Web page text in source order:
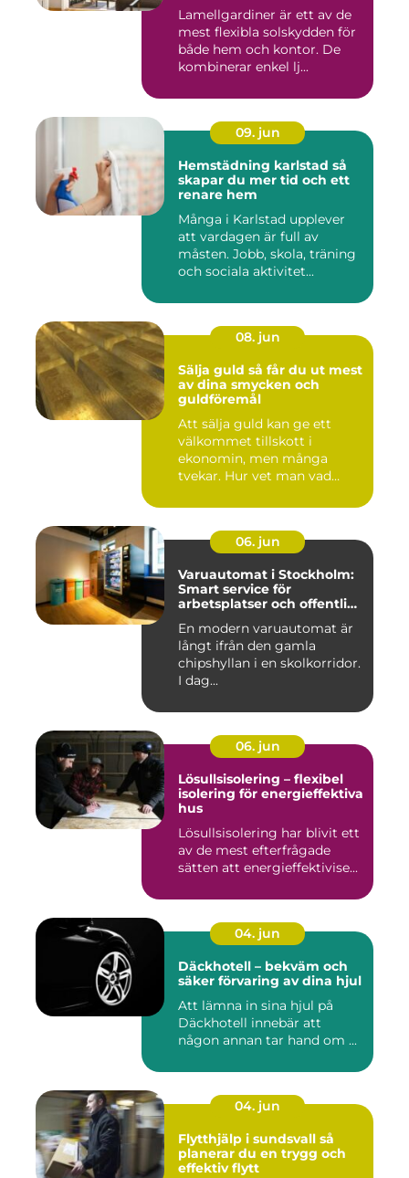
Lamellgardiner är ett av de
mest flexibla solskydden för
både hem och kontor. De
kombinerar enkel lj...
09. jun
Hemstädning karlstad så
skapar du mer tid och ett
renare hem
Många i Karlstad upplever
att vardagen är full av
måsten. Jobb, skola, träning
och sociala aktivitet...
08. jun
Sälja guld så får du ut mest
av dina smycken och
guldföremål
Att sälja guld kan ge ett
välkommet tillskott i
ekonomin, men många
tvekar. Hur vet man vad
06. jun
Varuautomat i Stockholm:
Smart service för
arbetsplatser och offentliga
En modern varuautomat är
långt ifrån den gamla
chipshyllan i en skolkorridor.
I dag...
06. jun
Lösullsisolering – flexibel
isolering för energieffektiva
hus
Lösullsisolering har blivit ett
av de mest efterfrågade
sätten att energieffektivise...
04. jun
Däckhotell – bekväm och
säker förvaring av dina hjul
Att lämna in sina hjul på
Däckhotell innebär att
någon annan tar hand om ...
04. jun
Flytthjälp i sundsvall så
planerar du en trygg och
effektiv flytt